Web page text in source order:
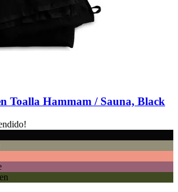
Toalla Hammam / Sauna, Black